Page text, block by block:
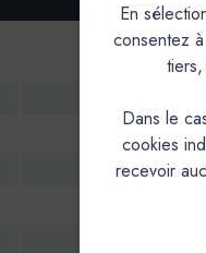
En
consentez
Dans le
cookies
recevoir